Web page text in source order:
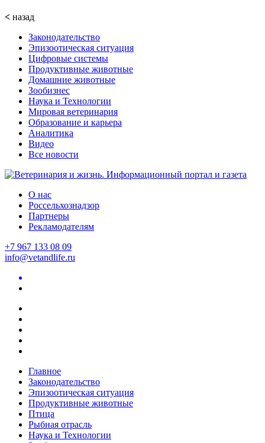
< назад
Законодательство
Эпизоотическая ситуация
Цифровые системы
Продуктивные животные
Домашние животные
Зообизнес
Наука и Технологии
Мировая ветеринария
Образование и карьера
Аналитика
Видео
Все новости
О нас
Россельхознадзор
Партнеры
Рекламодателям
+7 967 133 08 09
info@vetandlife.ru
Главное
Законодательство
Эпизоотическая ситуация
Продуктивные животные
Птица
Рыбная отрасль
Наука и Технологии